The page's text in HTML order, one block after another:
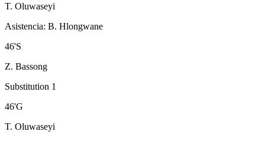
T. Oluwaseyi
Asistencia: B. Hlongwane
46'S
Z. Bassong
Substitution 1
46'G
T. Oluwaseyi